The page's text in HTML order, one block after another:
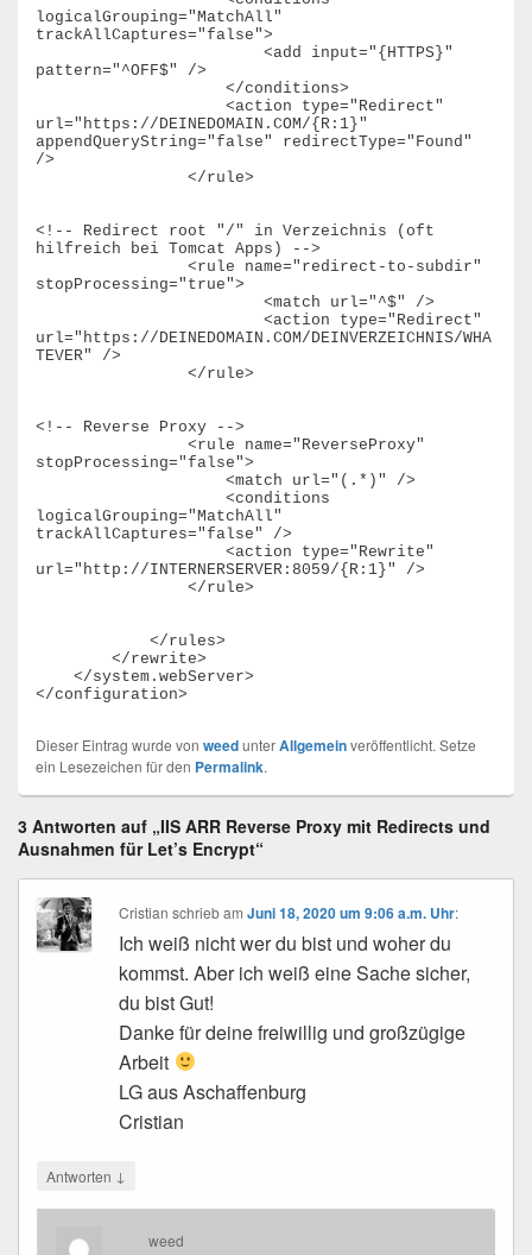
logicalGrouping="MatchAll"
trackAllCaptures="false">
pattern="^OFF$" />
url="https://DEINEDOMAIN.COM/{R:1}"
appendQueryString="false" redirectType="Found"
/>
<!-- Redirect root "/" in Verzeichnis (oft
hilfreich bei Tomcat Apps) -->
stopProcessing="true">
url="https://DEINEDOMAIN.COM/DEINVERZEICHNIS/WHA
TEVER" />
<!-- Reverse Proxy -->
stopProcessing="false">
logicalGrouping="MatchAll"
trackAllCaptures="false" />
url="http://INTERNERSERVER:8059/{R:1}" />
Dieser Eintrag wurde von weedunterAllgemeinveröffentlicht. Setze
ein Lesezeichen für den Permalink.
3 Antworten auf „IIS ARR Reverse Proxy mit Redirects und
Ausnahmen für Let’s Encrypt“
Cristian schriebamJuni 18, 2020 um 9:06 a.m. Uhr:
Ich weiß nicht wer du bist und woher du
kommst. Aber ich weiß eine Sache sicher,
du bist Gut!
Danke für deine freiwillig und großzügige
Arbeit
LG aus Aschaffenburg
Cristian
Antworten ↓
weed